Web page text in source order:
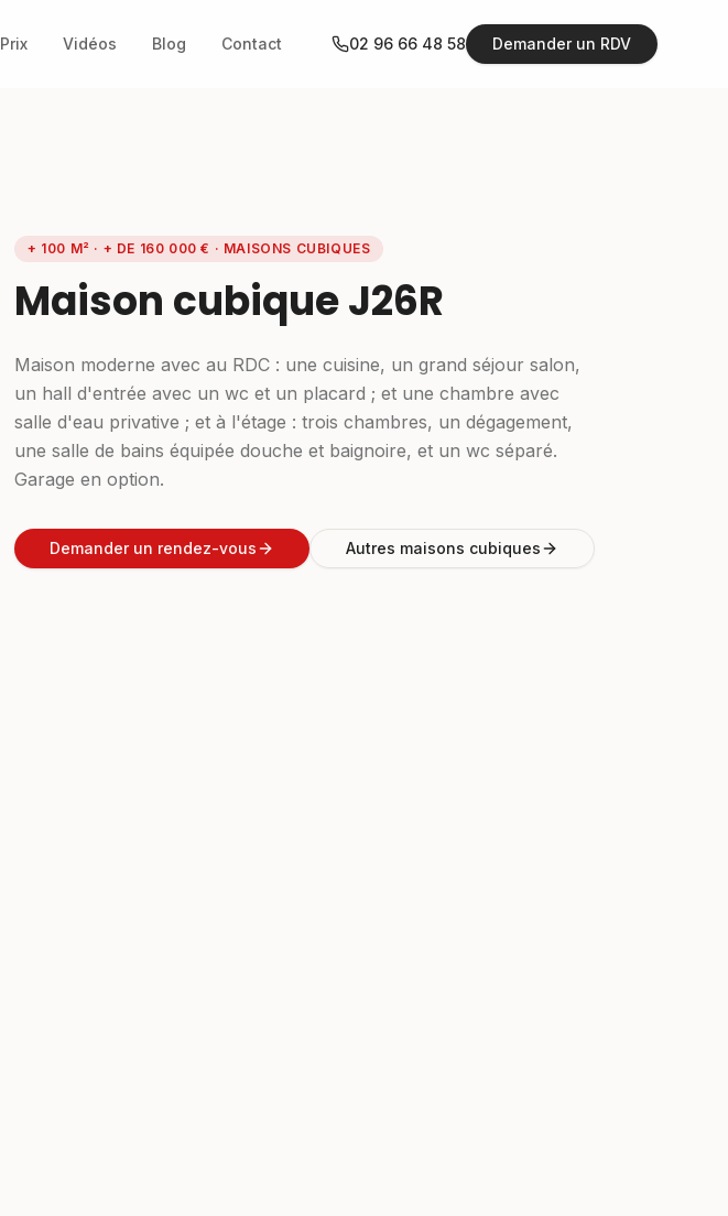
Prix Vidéos Blog Contact 02 96 66 48 58 Demander un RDV
+ 100 M² · + DE 160 000 € · MAISONS CUBIQUES
Maison cubique J26R
Maison moderne avec au RDC : une cuisine, un grand séjour salon,
un hall d'entrée avec un wc et un placard ; et une chambre avec
salle d'eau privative ; et à l'étage : trois chambres, un dégagement,
une salle de bains équipée douche et baignoire, et un wc séparé.
Garage en option.
Demander un rendez-vous Autres maisons cubiques